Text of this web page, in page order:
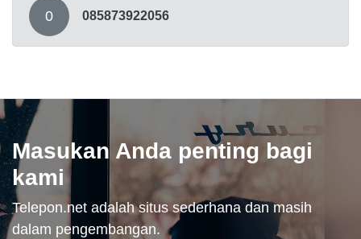
0 085873922056
Masukan Anda penting bagi
kami
Telepon.net adalah situs sederhana dan masih
dalam pengembangan.